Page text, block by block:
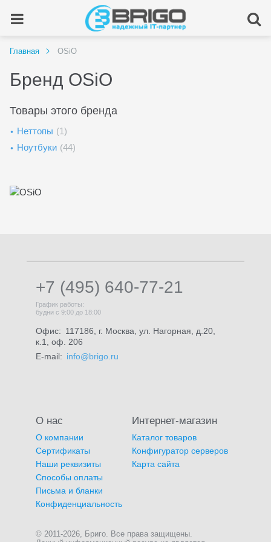
Главная OSiO
Бренд OSiO
Товары этого бренда
Неттопы (1)
Ноутбуки (44)
+7 (495) 640-77-21
График работы:
будни с 9:00 до 18:00
Офис: 117186, г. Москва, ул. Нагорная, д.20,
к.1, оф. 206
E-mail: info@brigo.ru
О нас
О компании
Сертификаты
Наши реквизиты
Способы оплаты
Письма и бланки
Конфиденциальность
Интернет-магазин
Каталог товаров
Конфигуратор серверов
Карта сайта
© 2011-2026, Бриго. Все права защищены.